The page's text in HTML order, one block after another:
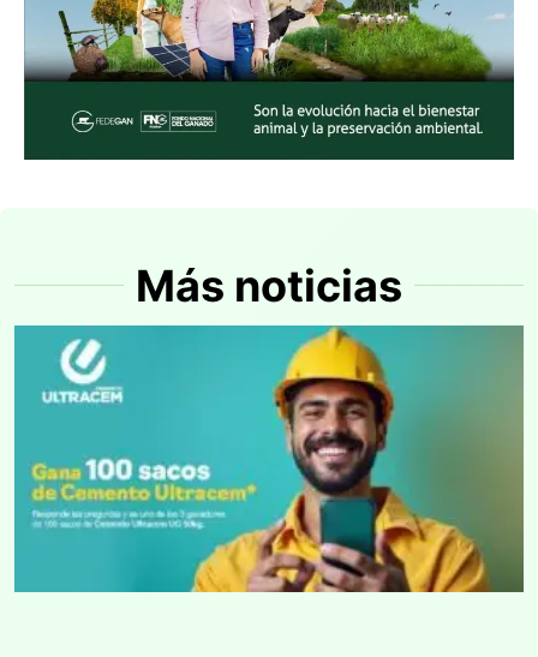
Más noticias